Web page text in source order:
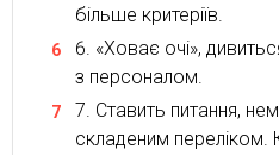
більше критеріїв.
«Ховає очі»,
з персоналом.
Ставить питання,
складеним переліком.